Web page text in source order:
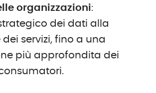
organizzazioni:
dei dati alla
servizi, fino a una
più approfondita dei